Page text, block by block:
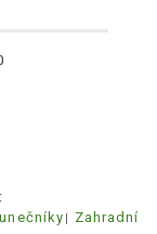
Zahradní